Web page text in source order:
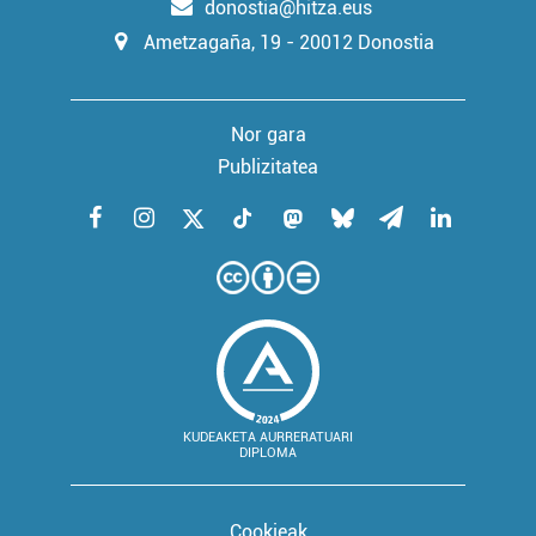
donostia@hitza.eus
Ametzagaña, 19 - 20012 Donostia
Nor gara
Publizitatea
KUDEAKETA AURRERATUARI
DIPLOMA